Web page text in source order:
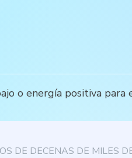
o energía positiva
DE DECENAS DE MILES